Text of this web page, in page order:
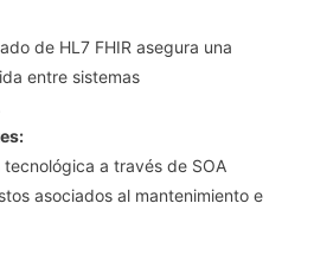
de HL7 FHIR asegura una
entre sistemas
a través de SOA
asociados al mantenimiento e